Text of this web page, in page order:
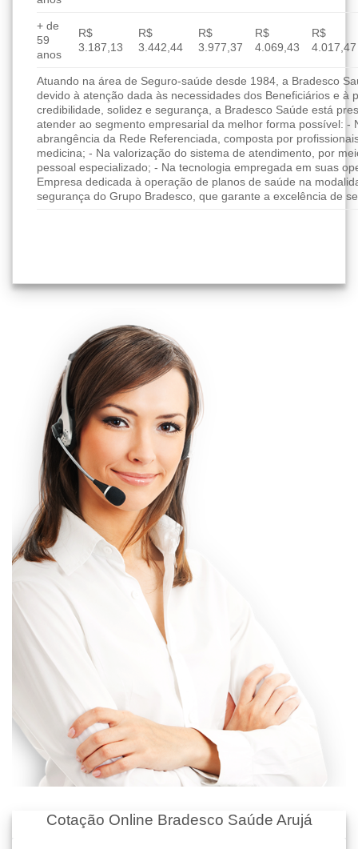
+ de
59
anos
R$
3.187,13
R$
3.442,44
R$
3.977,37
R$
4.069,43
R$
4.017,47
Atuando na área de Seguro-saúde desde 1984, a Bradesco
devido à atenção dada às necessidades dos Beneficiários e
credibilidade, solidez e segurança, a Bradesco Saúde está
atender ao segmento empresarial da melhor forma possível:
abrangência da Rede Referenciada, composta por
medicina; - Na valorização do sistema de atendimento, por
pessoal especializado; - Na tecnologia empregada em suas
Empresa dedicada à operação de planos de saúde na
segurança do Grupo Bradesco, que garante a excelência de
Cotação Online Bradesco Saúde Arujá